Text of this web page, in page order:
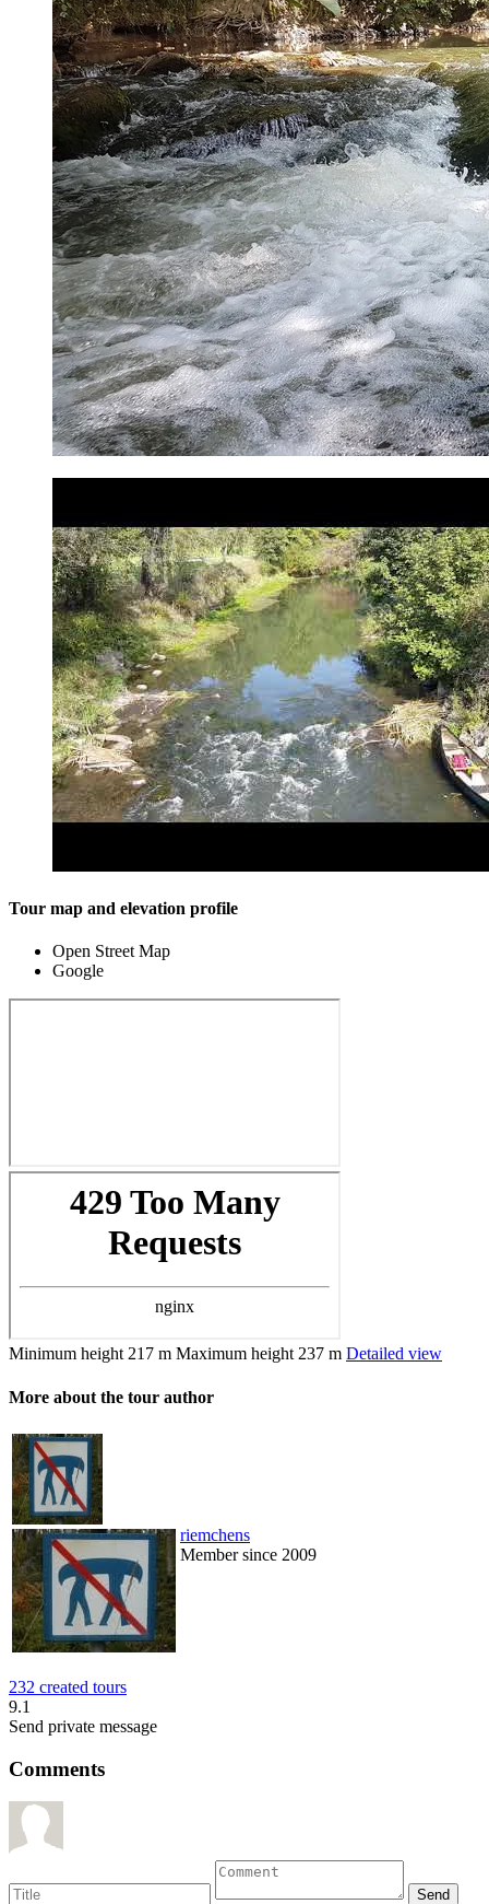
Tour map and elevation profile
Open Street Map
Google
Minimum height 217 m Maximum height 237 m Detailed view
More about the tour author
riemchens
Member since 2009
232 created tours
9.1
Send private message
Comments